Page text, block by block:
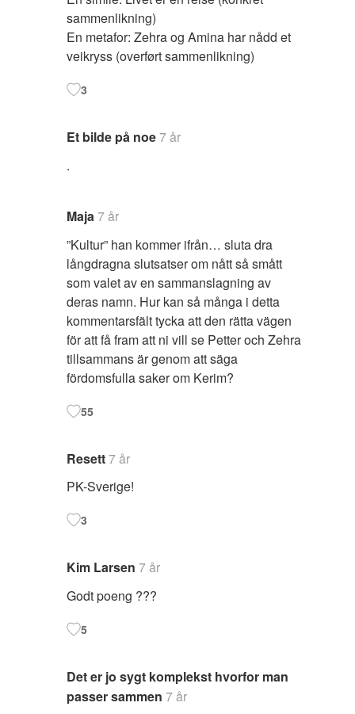
sammenlikning)
En metafor: Zehra og Amina har nådd et
veikryss (overført sammenlikning)
3
Et bilde på noe7 år
.
Maja7 år
”Kultur” han kommer ifrån… sluta dra
långdragna slutsatser om nått så smått
som valet av en sammanslagning av
deras namn. Hur kan så många i detta
kommentarsfält tycka att den rätta vägen
för att få fram att ni vill se Petter och Zehra
tillsammans är genom att säga
fördomsfulla saker om Kerim?
55
Resett7 år
PK-Sverige!
3
Kim Larsen 7 år
Godt poeng ???
5
Det er jo sygt komplekst hvorfor man
passer sammen 7 år